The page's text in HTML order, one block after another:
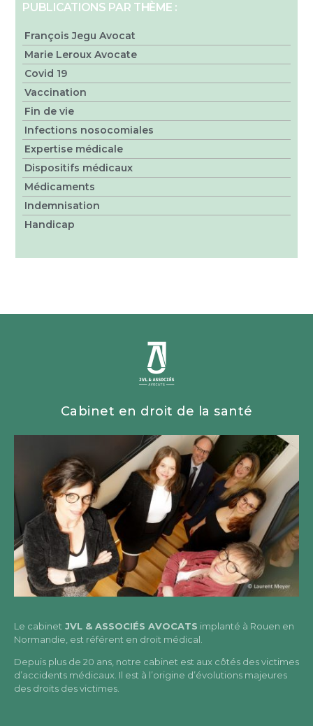
PUBLICATIONS PAR THÈME :
François Jegu Avocat
Marie Leroux Avocate
Covid 19
Vaccination
Fin de vie
Infections nosocomiales
Expertise médicale
Dispositifs médicaux
Médicaments
Indemnisation
Handicap
Cabinet en droit de la santé
Le cabinet JVL & ASSOCIÉS AVOCATS implanté à Rouen en
Normandie, est référent en droit médical.
Depuis plus de 20 ans, notre cabinet est aux côtés des victimes
d’accidents médicaux. Il est à l’origine d’évolutions majeures
des droits des victimes.